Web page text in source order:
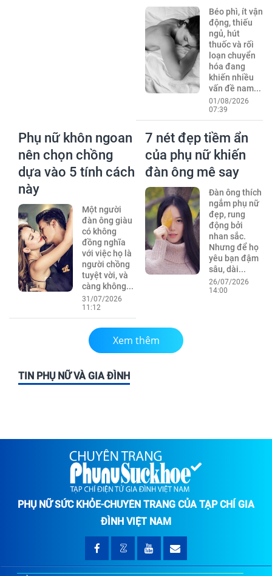
Béo phì, ít vận
động, thiếu
ngủ, hút
thuốc và rối
loạn chuyển
hóa đang
khiến nhiều
vấn đề nam...
01/08/2026
07:39
Phụ nữ khôn ngoan
nên chọn chồng
dựa vào 5 tính cách
này
Một người
đàn ông giàu
có không
đồng nghĩa
với việc họ là
người chồng
tuyệt vời, và
càng không...
31/07/2026
11:12
7 nét đẹp tiềm ẩn
của phụ nữ khiến
đàn ông mê say
Đàn ông thích
ngắm phụ nữ
đẹp, rung
động bởi
nhan sắc.
Nhưng để họ
yêu bạn đậm
sâu, dài...
26/07/2026
14:00
Xem thêm
TIN PHỤ NỮ VÀ GIA ĐÌNH
PHỤ NỮ SỨC KHỎE-CHUYÊN TRANG CỦA TẠP CHÍ GIA
ĐÌNH VIỆT NAM